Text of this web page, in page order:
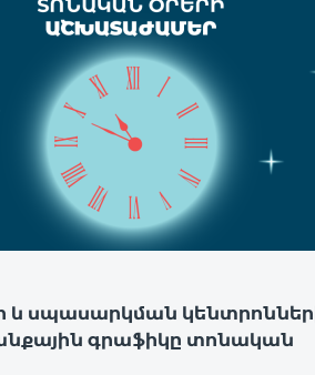
և սպասարկման
գրաֆիկը տոնական